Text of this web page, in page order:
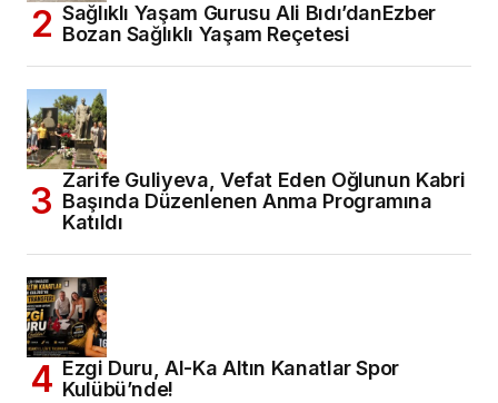
Sağlıklı Yaşam Gurusu Ali Bıdı’danEzber
Bozan Sağlıklı Yaşam Reçetesi
Zarife Guliyeva, Vefat Eden Oğlunun Kabri
Başında Düzenlenen Anma Programına
Katıldı
Ezgi Duru, Al-Ka Altın Kanatlar Spor
Kulübü’nde!